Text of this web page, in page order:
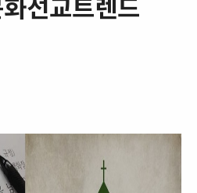
선교트렌드